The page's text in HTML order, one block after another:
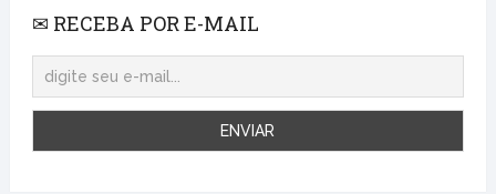
✉ RECEBA POR E-MAIL